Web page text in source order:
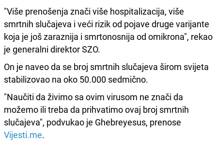
"Više prenošenja znači više hospitalizacija, više
smrtnih slučajeva i veći rizik od pojave druge varijante
koja je još zaraznija i smrtonosnija od omikrona", rekao
je generalni direktor SZO.
On je naveo da se broj smrtnih slučajeva širom svijeta
stabilizovao na oko 50.000 sedmično.
"Naučiti da živimo sa ovim virusom ne znači da
možemo ili treba da prihvatimo ovaj broj smrtnih
slučajeva", podvukao je Ghebreyesus, prenose
Vijesti.me.